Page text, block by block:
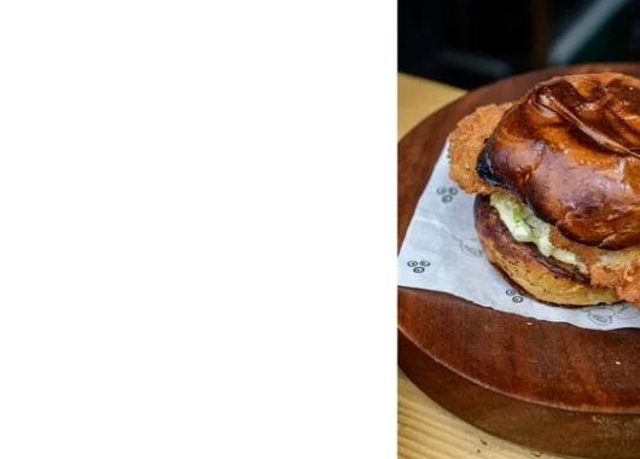
YAN TRAZ A TURNÊ NACIONAL DO PAGODYANDO PARA